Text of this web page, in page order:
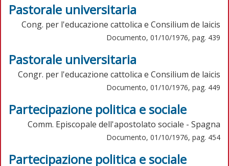
Pastorale universitaria
Cong. per l'educazione cattolica e Consilium de laicis
Documento, 01/10/1976, pag. 439
Pastorale universitaria
Congr. per l'educazione cattolica e Consilium de laicis
Documento, 01/10/1976, pag. 449
Partecipazione politica e sociale
Comm. Episcopale dell'apostolato sociale - Spagna
Documento, 01/10/1976, pag. 454
Partecipazione politica e sociale